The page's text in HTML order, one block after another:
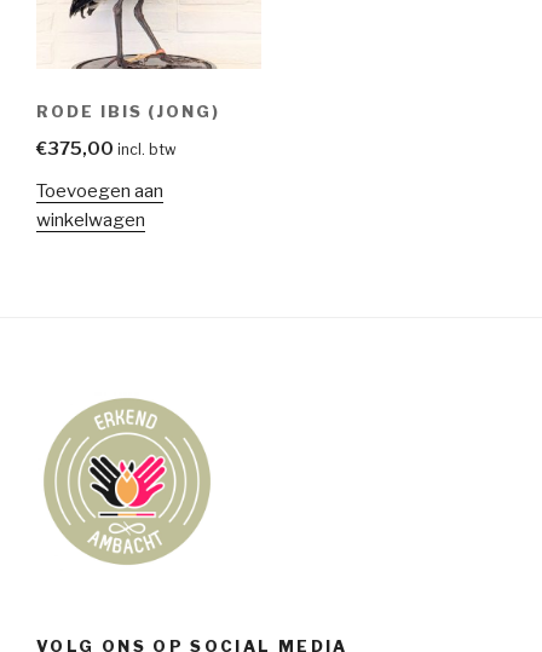
RODE IBIS (JONG)
€375,00 incl. btw
Toevoegen aan
winkelwagen
VOLG ONS OP SOCIAL MEDIA